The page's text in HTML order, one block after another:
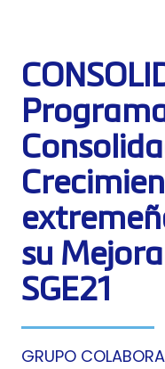
su
SGE21
GRUPO COLABORA